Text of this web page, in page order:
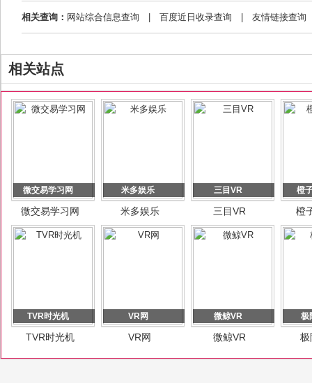
相关查询： 网站综合信息查询 百度近日收录查询 友情链接查询
相关站点
微交易学习网
微交易学习网
米多娱乐
米多娱乐
三目VR
三目VR
橙
橙
TVR时光机
TVR时光机
VR网
VR网
微鲸VR
微鲸VR
极
极